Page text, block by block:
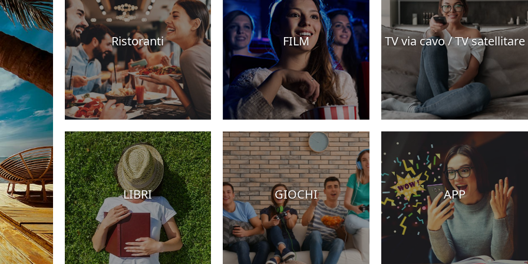
Hotel
Ristoranti FILM TV via cavo / TV satellitare
LIBRI GIOCHI APP